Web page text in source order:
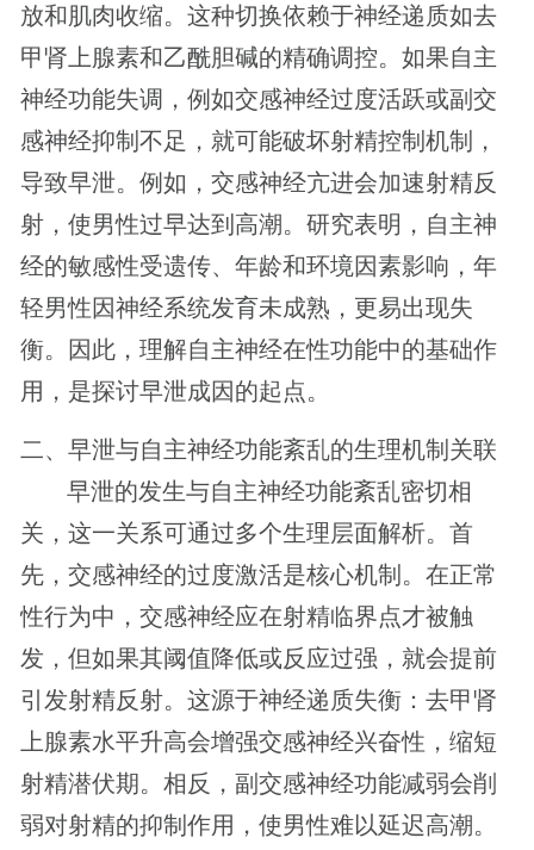
放和肌肉收缩。这种切换依赖于神经递质如去
甲肾上腺素和乙酰胆碱的精确调控。如果自主
神经功能失调，例如交感神经过度活跃或副交
感神经抑制不足，就可能破坏射精控制机制，
导致早泄。例如，交感神经亢进会加速射精反
射，使男性过早达到高潮。研究表明，自主神
经的敏感性受遗传、年龄和环境因素影响，年
轻男性因神经系统发育未成熟，更易出现失
衡。因此，理解自主神经在性功能中的基础作
用，是探讨早泄成因的起点。
二、早泄与自主神经功能紊乱的生理机制关联
早泄的发生与自主神经功能紊乱密切相
关，这一关系可通过多个生理层面解析。首
先，交感神经的过度激活是核心机制。在正常
性行为中，交感神经应在射精临界点才被触
发，但如果其阈值降低或反应过强，就会提前
引发射精反射。这源于神经递质失衡：去甲肾
上腺素水平升高会增强交感神经兴奋性，缩短
射精潜伏期。相反，副交感神经功能减弱会削
弱对射精的抑制作用，使男性难以延迟高潮。